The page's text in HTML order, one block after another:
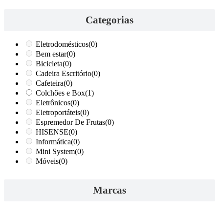
Categorias
Eletrodomésticos(0)
Bem estar(0)
Bicicleta(0)
Cadeira Escritório(0)
Cafeteira(0)
Colchões e Box(1)
Eletrônicos(0)
Eletroportáteis(0)
Espremedor De Frutas(0)
HISENSE(0)
Informática(0)
Mini System(0)
Móveis(0)
Marcas